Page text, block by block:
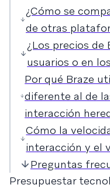
gasto con la
tamaño de la
uso del canal o
flujos en tiempo
conectando la
impacto
¿Cómo se
de otras
¿Los precios de
usuarios o en
Por qué Braze
diferente al de
interacción
Cómo la
interacción y el
Preguntas
Presupuestar